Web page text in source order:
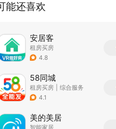
能还喜欢
安居客
租房买房
4.8
58同城
租房买房
综合服务
4.1
美的美居
智能家居